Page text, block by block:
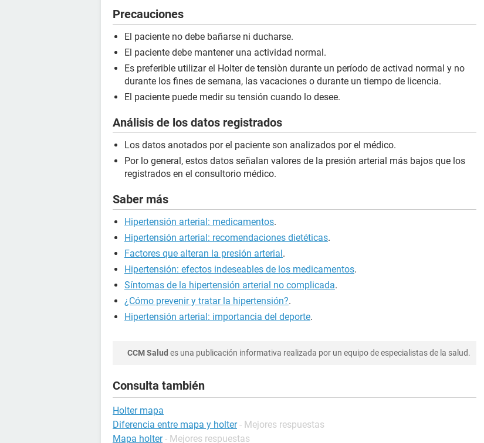
Precauciones
El paciente no debe bañarse ni ducharse.
El paciente debe mantener una actividad normal.
Es preferible utilizar el Holter de tensiòn durante un período de activad normal y no
durante los fines de semana, las vacaciones o durante un tiempo de licencia.
El paciente puede medir su tensión cuando lo desee.
Análisis de los datos registrados
Los datos anotados por el paciente son analizados por el médico.
Por lo general, estos datos señalan valores de la presión arterial más bajos que los
registrados en el consultorio médico.
Saber más
Hipertensión arterial: medicamentos.
Hipertensión arterial: recomendaciones dietéticas.
Factores que alteran la presión arterial.
Hipertensión: efectos indeseables de los medicamentos.
Síntomas de la hipertensión arterial no complicada.
¿Cómo prevenir y tratar la hipertensión?.
Hipertensión arterial: importancia del deporte.
CCM Salud es una publicación informativa realizada por un equipo de especialistas de la salud.
Consulta también
Holter mapa
Diferencia entre mapa y holter - Mejores respuestas
Mapa holter - Mejores respuestas